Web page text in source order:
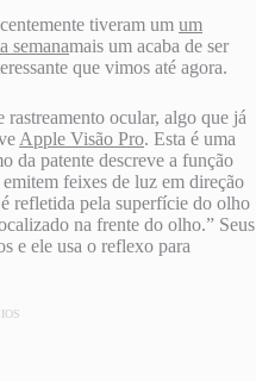
tiveram um um
semanamais um acaba de ser
que vimos até agora.
rastreamento ocular, algo que já
Apple Visão Pro. Esta é uma
da patente descreve a função
feixes de luz em direção
refletida pela superfície do olho
na frente do olho.” Seus
e ele usa o reflexo para